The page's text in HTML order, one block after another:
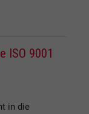
ISO 9001
in die